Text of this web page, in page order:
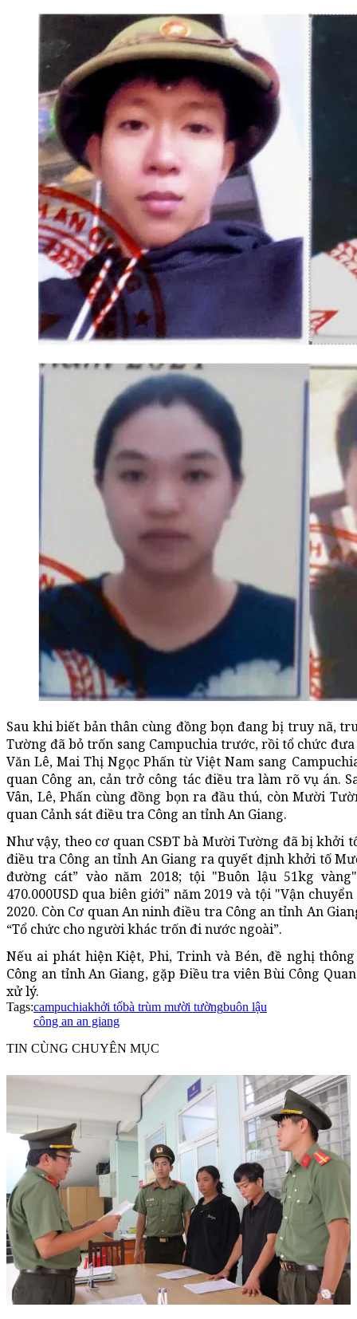
Sau khi biết bản thân cùng đồng bọn đang bị truy nã,
Tường đã bỏ trốn sang Campuchia trước, rồi tổ chức
Văn Lê, Mai Thị Ngọc Phấn từ Việt Nam sang
quan Công an, cản trở công tác điều tra làm rõ vụ án.
Vân, Lê, Phấn cùng đồng bọn ra đầu thú, còn Mười
quan Cảnh sát điều tra Công an tỉnh An Giang.
Như vậy, theo cơ quan CSĐT bà Mười Tường đã bị khởi
điều tra Công an tỉnh An Giang ra quyết định khởi tố
đường cát” vào năm 2018; tội "Buôn lậu 51kg
470.000USD qua biên giới” năm 2019 và tội "Vận
2020. Còn Cơ quan An ninh điều tra Công an tỉnh An
“Tổ chức cho người khác trốn đi nước ngoài”.
Nếu ai phát hiện Kiệt, Phi, Trinh và Bén, đề nghị
Công an tỉnh An Giang, gặp Điều tra viên Bùi Công
xử lý.
Tags:campuchiakhởi tốbà trùm mười tườngbuôn lậu
công an an giang
TIN CÙNG CHUYÊN MỤC